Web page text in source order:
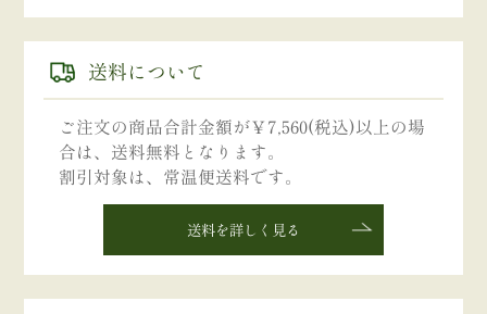
送料について
ご注文の商品合計金額が￥7,560(税込)以上の場
合は、送料無料となります。
割引対象は、常温便送料です。
送料を詳しく見る